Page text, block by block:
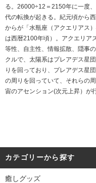
る。26000÷12＝2150年に一度
代の転換が起きる。紀元頃から
からが「水瓶座（アクエリアス
は西暦2100年頃）。アクエリア
等性、自主性、情報拡散、隠事
クルで、太陽系はプレアデス星
りを回っており、プレアデス星
の周りを回っていて、それらの
宙のアセンション(次元上昇）が
カテゴリーから探す
癒しグッズ